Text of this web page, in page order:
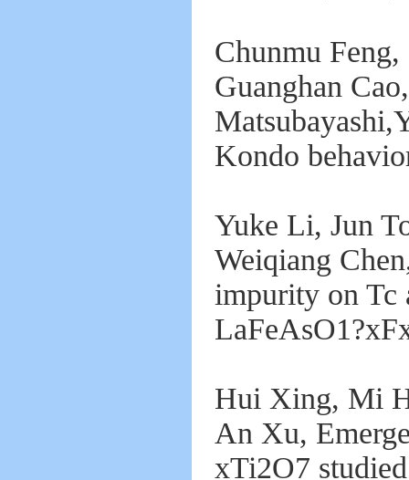
Chunmu
Guanghan
Kondo
Yuke Li, Jun
Weiqiang
impurity on Tc
Hui Xing, Mi
An Xu,
xTi2O7